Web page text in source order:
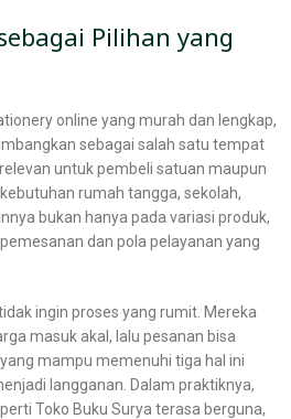
Pilihan yang
online yang murah dan lengkap,
sebagai salah satu tempat
untuk pembeli satuan maupun
rumah tangga, sekolah,
bukan hanya pada variasi produk,
dan pola pelayanan yang
ingin proses yang rumit. Mereka
masuk akal, lalu pesanan bisa
mampu memenuhi tiga hal ini
langganan. Dalam praktiknya,
Toko Buku Surya terasa berguna,